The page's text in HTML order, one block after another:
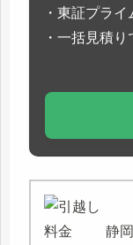
・東証プラ
・一括見積
静